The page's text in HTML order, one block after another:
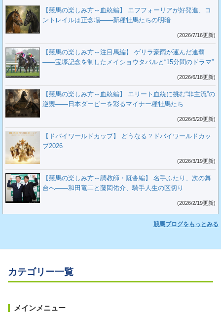
【競馬の楽しみ方～血統編】 エフフォーリアが好発進、コ
ントレイルは正念場――新種牡馬たちの明暗
(2026/7/16更新)
【競馬の楽しみ方～注目馬編】 ゲリラ豪雨が運んだ連覇
――宝塚記念を制したメイショウタバルと“15分間のドラマ”
(2026/6/18更新)
【競馬の楽しみ方～血統編】 エリート血統に挑む“非主流”の
逆襲――日本ダービーを彩るマイナー種牡馬たち
(2026/5/20更新)
【ドバイワールドカップ】 どうなる？ドバイワールドカッ
プ2026
(2026/3/19更新)
【競馬の楽しみ方～調教師・厩舎編】 名手ふたり、次の舞
台へ――和田竜二と藤岡佑介、騎手人生の区切り
(2026/2/19更新)
競馬ブログをもっとみる
カテゴリー一覧
メインメニュー